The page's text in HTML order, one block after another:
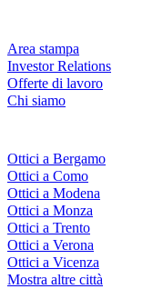
Area stampa
Investor Relations
Offerte di lavoro
Chi siamo
Ottici a Bergamo
Ottici a Como
Ottici a Modena
Ottici a Monza
Ottici a Trento
Ottici a Verona
Ottici a Vicenza
Mostra altre città